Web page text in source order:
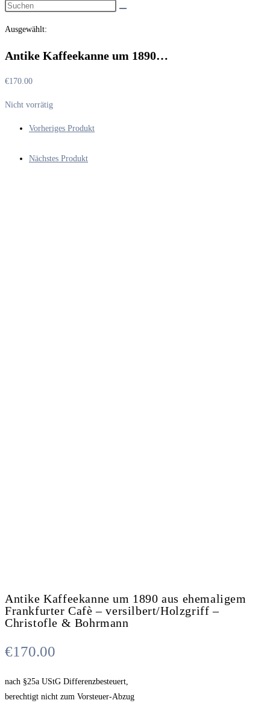
Diese
durchsuchen
Ausgewählt:
Antike Kaffeekanne um 1890…
€170.00
Nicht vorrätig
Vorheriges Produkt
Nächstes Produkt
Antike Kaffeekanne um 1890 aus ehemaligem
Frankfurter Cafè – versilbert/Holzgriff –
Christofle & Bohrmann
€170.00
nach §25a UStG Differenzbesteuert,
berechtigt nicht zum Vorsteuer-Abzug